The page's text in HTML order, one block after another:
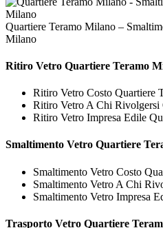
Quartiere Teramo Milano –
Milano
Ritiro Vetro Quartiere Teramo
Ritiro Vetro Costo Quartiere
Ritiro Vetro A Chi Rivolgersi
Ritiro Vetro Impresa Edile
Smaltimento Vetro Quartiere
Smaltimento Vetro Costo
Smaltimento Vetro A Chi
Smaltimento Vetro Impresa
Trasporto Vetro Quartiere